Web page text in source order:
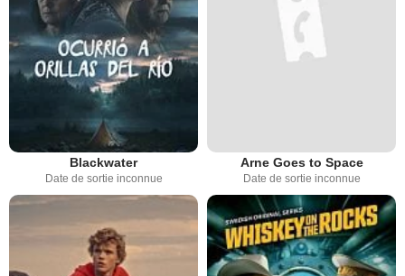
Blackwater
Date de sortie inconnue
Arne Goes to Space
Date de sortie inconnue